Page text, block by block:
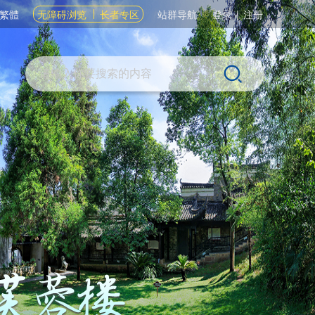
繁體 无障碍浏览 长者专区 站群导航 登录|注册